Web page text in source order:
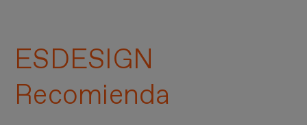
ESDESIGN
Recomienda